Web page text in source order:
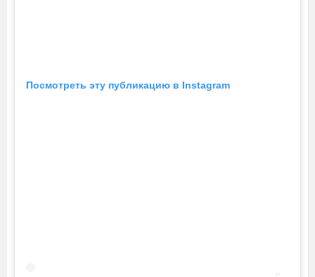
Посмотреть эту публикацию в Instagram